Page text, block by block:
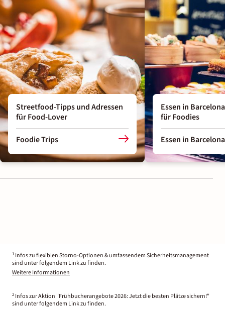
Streetfood-Tipps und Adressen
für Food-Lover
Foodie Trips
Essen in
für Foodies
Essen in Barcelona
1 Infos zu flexiblen Storno-Optionen & umfassendem Sicherheitsmanagement
sind unter folgendem Link zu finden.
Weitere Informationen
2 Infos zur Aktion "Frühbucherangebote 2026: Jetzt die besten Plätze sichern!"
sind unter folgendem Link zu finden.